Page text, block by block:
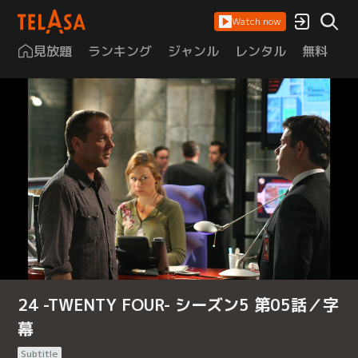
Watch now
見放題 ランキング ジャンル レンタル 無料
24 -TWENTY FOUR- シーズン5 第05話／字
幕
Subtitle